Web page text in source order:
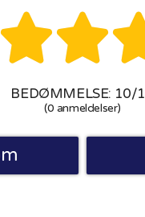

BEDØMMELSE: 10/
(0 anmeldelser)